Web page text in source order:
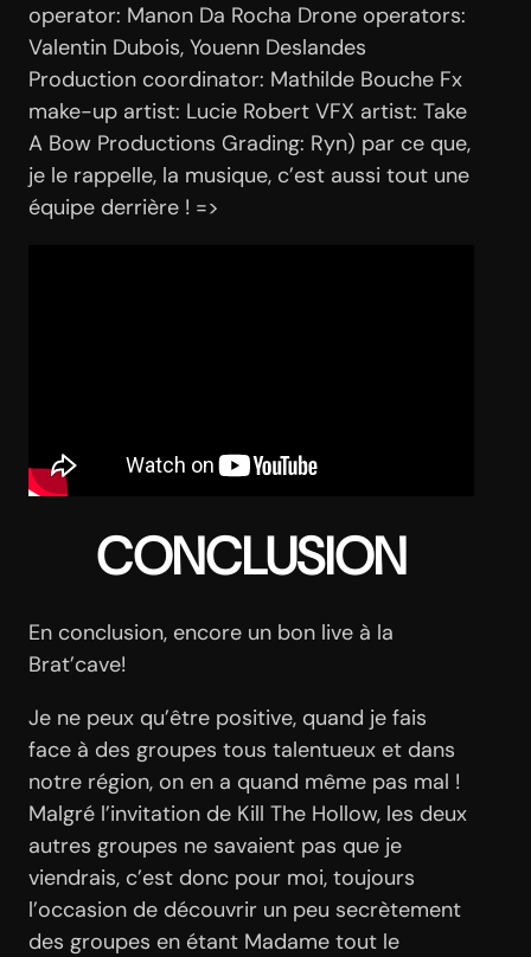
operator: Manon Da Rocha Drone operators:
Valentin Dubois, Youenn Deslandes
Production coordinator: Mathilde Bouche Fx
make-up artist: Lucie Robert VFX artist: Take
A Bow Productions Grading: Ryn) par ce que,
je le rappelle, la musique, c’est aussi tout une
équipe derrière ! =>
CONCLUSION
En conclusion, encore un bon live à la
Brat’cave!
Je ne peux qu’être positive, quand je fais
face à des groupes tous talentueux et dans
notre région, on en a quand même pas mal !
Malgré l’invitation de Kill The Hollow, les deux
autres groupes ne savaient pas que je
viendrais, c’est donc pour moi, toujours
l’occasion de découvrir un peu secrètement
des groupes en étant Madame tout le